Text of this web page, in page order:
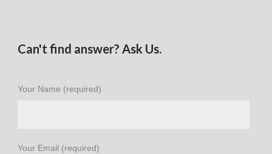
Can't find answer? Ask Us.
Your Name (required)
Your Email (required)